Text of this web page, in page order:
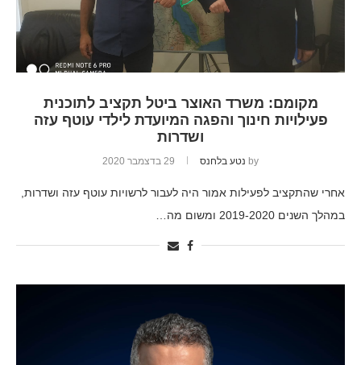
מקומם: משרד האוצר ביטל תקציב לתוכנית
פעילויות חינוך והפגה המיועדת לילדי עוטף עזה
ושדרות
by נטע בלחנס 29 בדצמבר 2020
אחרי שהתקציב לפעילות אמור היה לעבור לרשויות עוטף עזה ושדרות,
במהלך השנים 2019-2020 ומשום מה…